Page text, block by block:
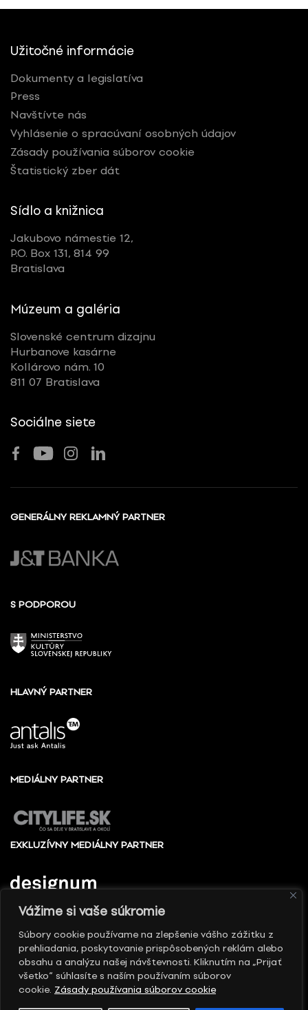
Vážime si vaše súkromie
Súbory cookie používame na zlepšenie vášho zážitku z
prehliadania, poskytovanie prispôsobených reklám alebo
obsahu a analýzu našej návštevnosti. Kliknutím na „Prijať
všetko“ súhlasíte s naším používaním súborov
cookie. Zásady používania súborov cookie
Užitočné informácie
Dokumenty a legislatíva
Press
Navštívte nás
Vyhlásenie o spracúvaní osobných údajov
Zásady používania súborov cookie
Štatistický zber dát
Sídlo a knižnica
Jakubovo námestie 12,
P.O. Box 131, 814 99
Bratislava
Múzeum a galéria
Slovenské centrum dizajnu
Hurbanove kasárne
Kollárovo nám. 10
811 07 Bratislava
Sociálne siete
GENERÁLNY REKLAMNÝ PARTNER
S PODPOROU
HLAVNÝ PARTNER
MEDIÁLNY PARTNER
EXKLUZÍVNY MEDIÁLNY PARTNER
© 2010 - 2026 Slovenské centrum dizajnu, Všetky
práva vyhradené